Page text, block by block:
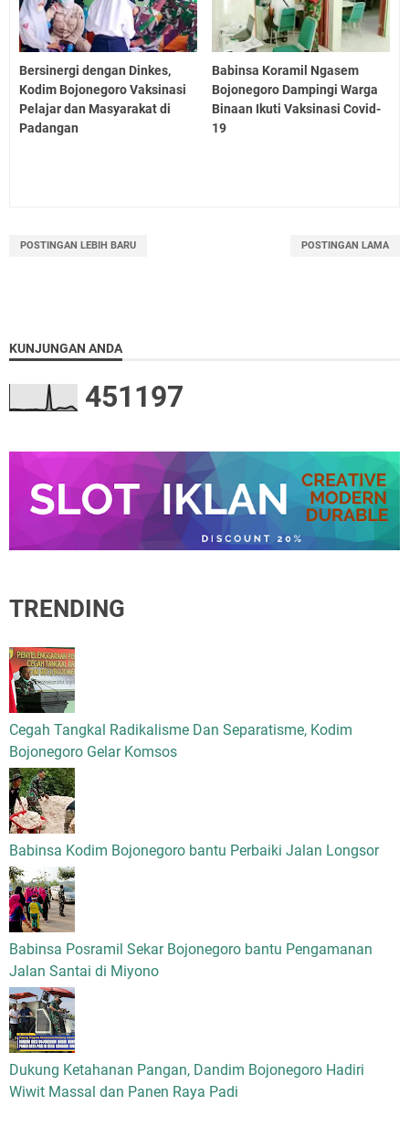
Bersinergi dengan Dinkes,
Kodim Bojonegoro Vaksinasi
Pelajar dan Masyarakat di
Padangan
Babinsa Koramil Ngasem
Bojonegoro Dampingi Warga
Binaan Ikuti Vaksinasi Covid-
19
POSTINGAN LEBIH BARU POSTINGAN LAMA
KUNJUNGAN ANDA
451197
TRENDING
Cegah Tangkal Radikalisme Dan Separatisme, Kodim
Bojonegoro Gelar Komsos
Babinsa Kodim Bojonegoro bantu Perbaiki Jalan Longsor
Babinsa Posramil Sekar Bojonegoro bantu Pengamanan
Jalan Santai di Miyono
Dukung Ketahanan Pangan, Dandim Bojonegoro Hadiri
Wiwit Massal dan Panen Raya Padi